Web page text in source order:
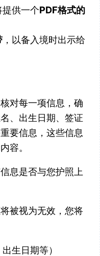
供一个PDF格式的
，以备入境时出示给
对每一项信息，确
、出生日期、签证
要信息，这些信息
容。
息是否与您护照上
被视为无效，您将
生日期等）